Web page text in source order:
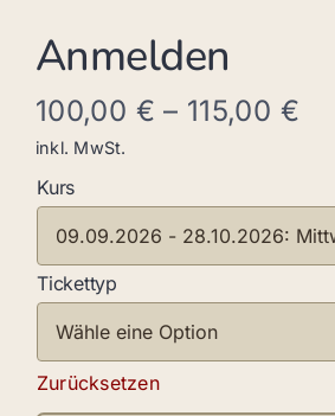
Anmelden
100,00 € – 115,00 €
inkl. MwSt.
Kurs
Tickettyp
Zurücksetzen